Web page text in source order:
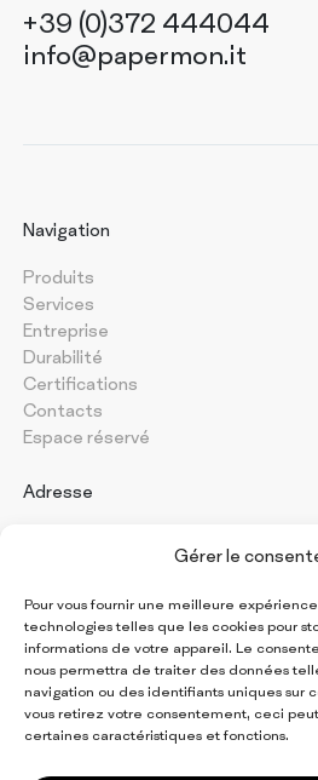
Gérer le
Pour vous fournir une meilleure
technologies telles que les cookies pour
informations de votre appareil. Le
nous permettra de traiter des données
navigation ou des identifiants uniques sur
vous retirez votre consentement, ceci
certaines caractéristiques et fonctions.
+39 (0)372 444044
info@papermon.it
Navigation
Produits
Services
Entreprise
Durabilité
Certifications
Contacts
Espace réservé
Adresse
Numéro de TVA : IT 09997420154
Restez informé de toutes
les actualités Papermon